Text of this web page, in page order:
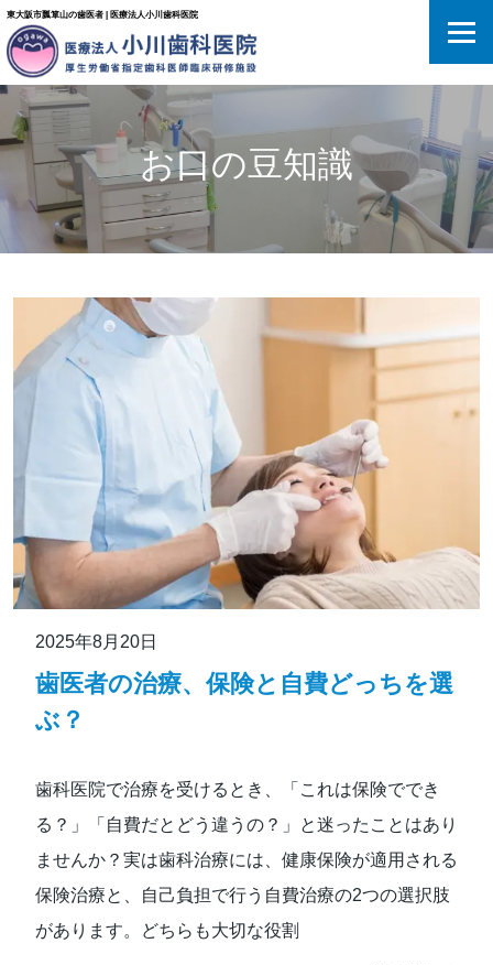
東大阪市瓢箪山の歯医者 | 医療法人小川歯科医院
お口の豆知識
2025年8月20日
歯医者の治療、保険と自費どっちを選
ぶ？
歯科医院で治療を受けるとき、「これは保険ででき
る？」「自費だとどう違うの？」と迷ったことはあり
ませんか？実は歯科治療には、健康保険が適用される
保険治療と、自己負担で行う自費治療の2つの選択肢
があります。どちらも大切な役割